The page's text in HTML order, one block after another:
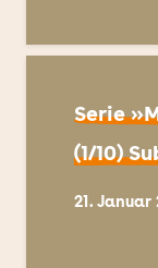
Serie
(1/10)
21. Januar